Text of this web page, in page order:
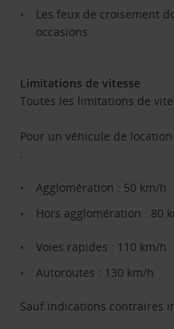
Les feux de croisement
occasions
Limitations de vitesse
Toutes les limitations de
Pour un véhicule de
:
Agglomération : 50 km/h
Hors agglomération : 80
Voies rapides : 110 km/h
Autoroutes : 130 km/h
Sauf indications contraires